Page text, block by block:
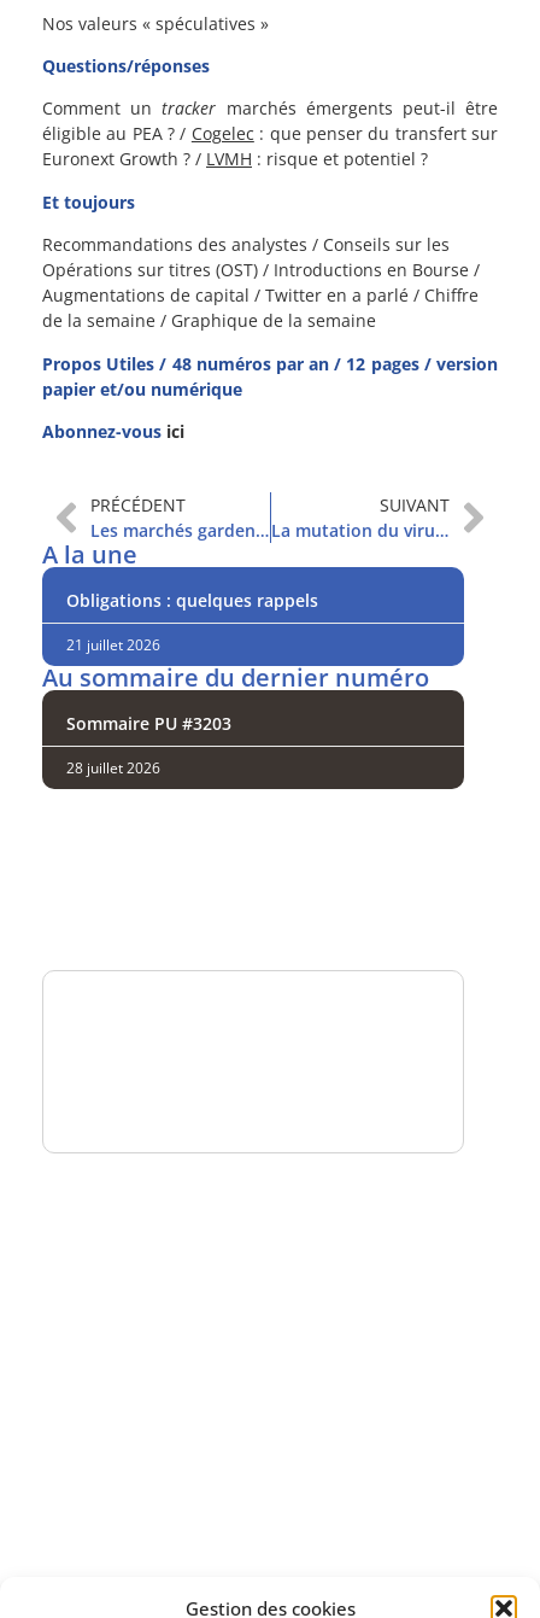
Gestion des cookies
Nos valeurs « spéculatives »
Questions/réponses
Comment untracker marchés émergents peut-il être
éligible au PEA ? / Cogelec : que penser du transfert sur
Euronext Growth ? / LVMH : risque et potentiel ?
Et toujours
Recommandations des analystes / Conseils sur les
Opérations sur titres (OST) / Introductions en Bourse /
Augmentations de capital / Twitter en a parlé / Chiffre
de la semaine / Graphique de la semaine
Propos Utiles / 48 numéros par an / 12 pages / version
papier et/ou numérique
Abonnez-vous ici
PRÉCÉDENT
Les marchés gardent leur cap
SUIVANT
La mutation du virus inquiète
A la une
Obligations : quelques rappels
21 juillet 2026
Au sommaire du dernier numéro
Sommaire PU #3203
28 juillet 2026
Découvrez